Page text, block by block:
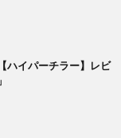
ハイパーチラー】レビ